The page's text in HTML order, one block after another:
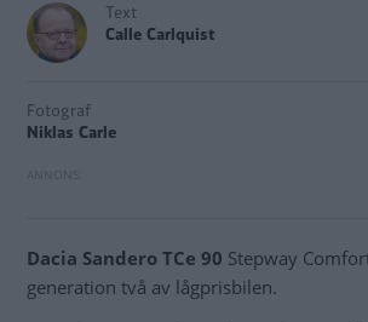
Text
Calle Carlquist
Fotograf
Niklas Carle
Dacia Sandero TCe 90 Stepway
generation två av lågprisbilen.